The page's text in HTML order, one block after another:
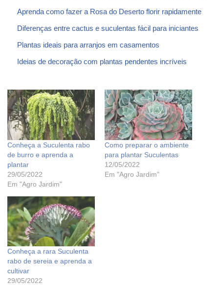
Aprenda como fazer a Rosa do Deserto florir rapidamente
Diferenças entre cactus e suculentas fácil para iniciantes
Plantas ideais para arranjos em casamentos
Ideias de decoração com plantas pendentes incríveis
Conheça a Suculenta rabo
de burro e aprenda a
plantar
29/05/2022
Em "Agro Jardim"
Como preparar o ambiente
para plantar Suculentas
12/05/2022
Em "Agro Jardim"
Conheça a rara Suculenta
rabo de sereia e aprenda a
cultivar
29/05/2022